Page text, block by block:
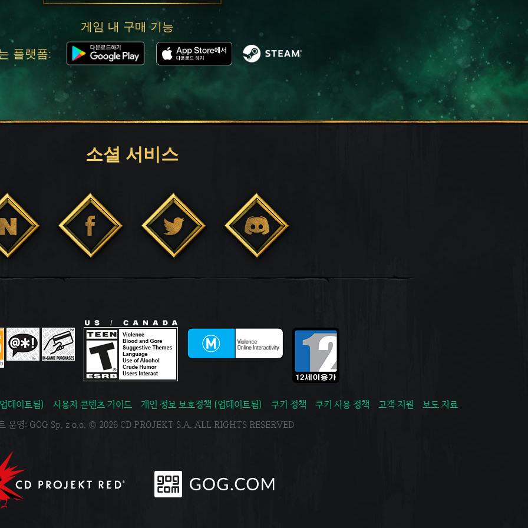
게임 내 구매 기능
플랫폼:
소셜 서비스
데이트됨) 사용자 콘텐츠 가이드 개인 정보 보호정책 (업데이트됨) 쿠키 정책 쿠키 사용 정책 고객 지원
보도 자료
운영: GOG Sp. z o.o. © 2026 CD PROJEKT S.A. ALL RIGHTS RESERVED